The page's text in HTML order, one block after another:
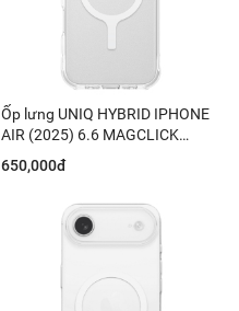
Ốp lưng UNIQ HYBRID IPHONE
AIR (2025) 6.6 MAGCLICK
CHARGING LIFEPRO XTREME
(AF)
650,000đ